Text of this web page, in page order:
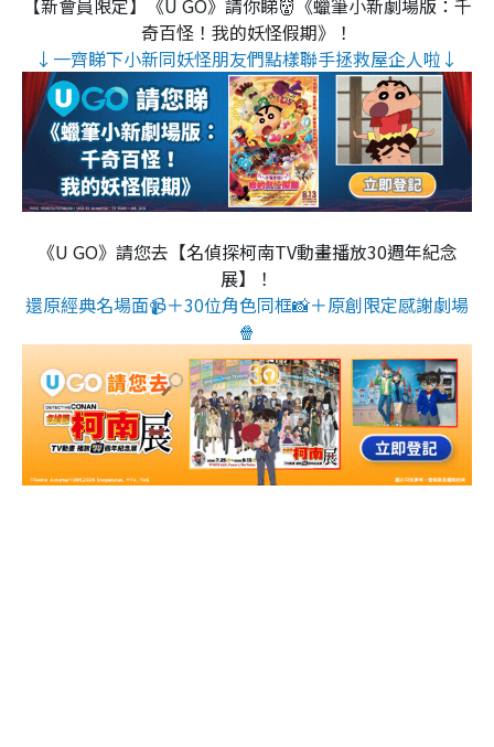
奇百怪！我的妖怪假期》！
↓一齊睇下小新同妖怪朋友們點樣聯手拯救屋企人啦↓
《U GO》請您去【名偵探柯南TV動畫播放30週年紀念
展】！
還原經典名場面📹＋30位角色同框📸＋原創限定感謝劇場
🍿